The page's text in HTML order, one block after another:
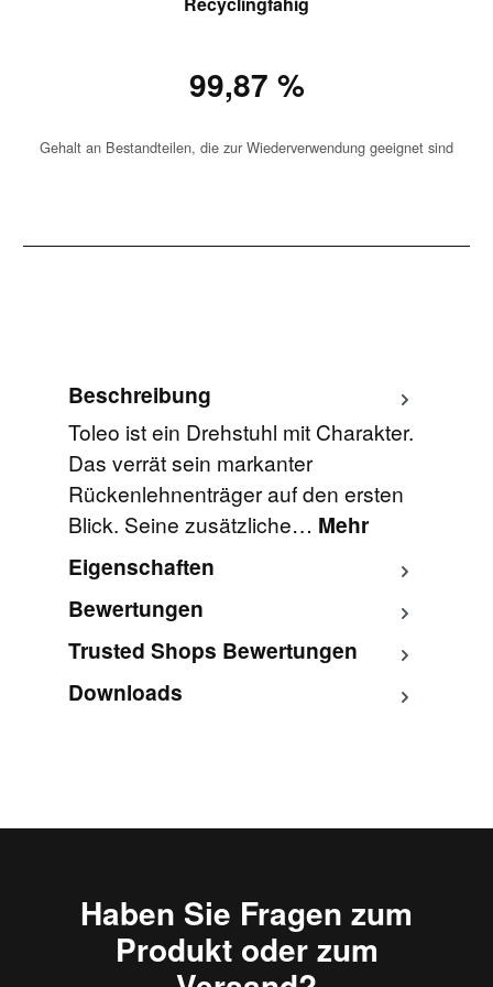
99,87 %
Gehalt an Bestandteilen, die zur Wiederverwendung geeignet sind
Beschreibung
Toleo ist ein Drehstuhl mit Charakter.
Das verrät sein markanter
Rückenlehnenträger auf den ersten
Blick. Seine zusätzliche… Mehr
Eigenschaften
Bewertungen
Trusted Shops Bewertungen
Downloads
Haben Sie Fragen zum
Produkt oder zum